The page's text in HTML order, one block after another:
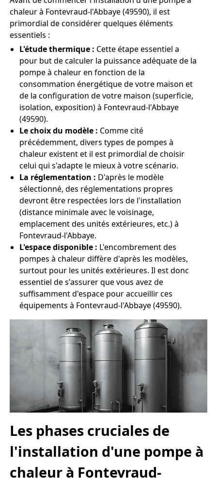
chaleur à Fontevraud-l'Abbaye (49590), il est
primordial de considérer quelques éléments
essentiels :
L'étude thermique : Cette étape essentiel a
pour but de calculer la puissance adéquate de la
pompe à chaleur en fonction de la
consommation énergétique de votre maison et
de la configuration de votre maison (superficie,
isolation, exposition) à Fontevraud-l'Abbaye
(49590).
Le choix du modèle : Comme cité
précédemment, divers types de pompes à
chaleur existent et il est primordial de choisir
celui qui s'adapte le mieux à votre scénario.
La réglementation : D'après le modèle
sélectionné, des réglementations propres
devront être respectées lors de l'installation
(distance minimale avec le voisinage,
emplacement des unités extérieures, etc.) à
Fontevraud-l'Abbaye.
L'espace disponible : L'encombrement des
pompes à chaleur diffère d'après les modèles,
surtout pour les unités extérieures. Il est donc
essentiel de s'assurer que vous avez de
suffisamment d'espace pour accueillir ces
équipements à Fontevraud-l'Abbaye (49590).
Les phases cruciales de
l'installation d'une pompe à
chaleur à Fontevraud-